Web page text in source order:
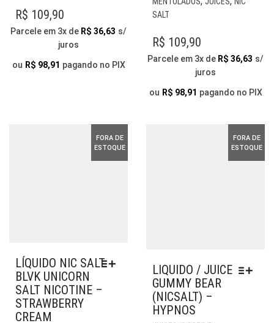
VARIANTES.
OPÇÕES
SER
R$ 109,90
Parcele em 3x de R$ 36,63 s/
juros
ou R$ 98,91 pagando no PIX
SALT
SER
DO
R$ 109,90
Parcele em 3x de R$ 36,63 s/
juros
ou R$ 98,91 pagando no PIX
FORA DE
ESTOQUE
LÍQUIDO NIC SALT
BLVK UNICORN
SALT NICOTINE –
STRAWBERRY
CREAM
FORA DE
ESTOQUE
LIQUIDO / JUICE
GUMMY BEAR
(NICSALT) –
HYPNOS